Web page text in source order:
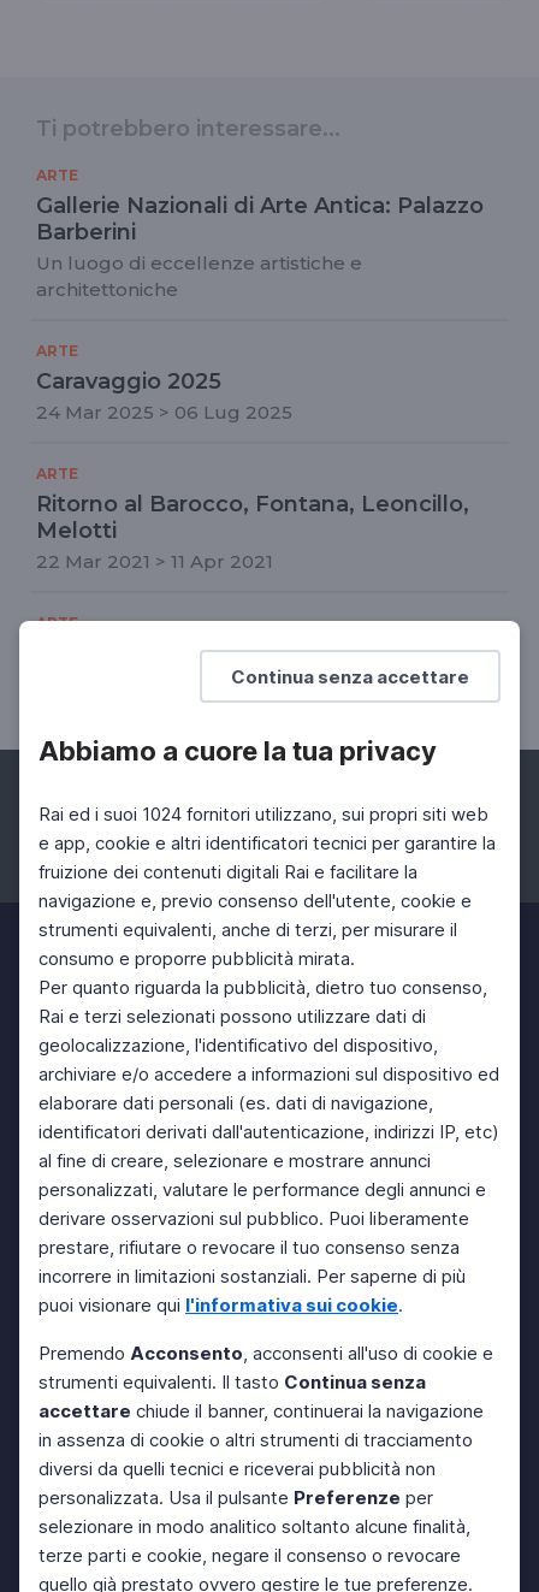
Continua senza accettare
Abbiamo a cuore la tua privacy
Rai ed i suoi 1024 fornitori utilizzano, sui propri siti web
e app, cookie e altri identificatori tecnici per garantire la
fruizione dei contenuti digitali Rai e facilitare la
navigazione e, previo consenso dell'utente, cookie e
strumenti equivalenti, anche di terzi, per misurare il
consumo e proporre pubblicità mirata.
Per quanto riguarda la pubblicità, dietro tuo consenso,
Rai e terzi selezionati possono utilizzare dati di
geolocalizzazione, l'identificativo del dispositivo,
archiviare e/o accedere a informazioni sul dispositivo ed
elaborare dati personali (es. dati di navigazione,
identificatori derivati dall'autenticazione, indirizzi IP, etc)
al fine di creare, selezionare e mostrare annunci
personalizzati, valutare le performance degli annunci e
derivare osservazioni sul pubblico. Puoi liberamente
prestare, rifiutare o revocare il tuo consenso senza
incorrere in limitazioni sostanziali. Per saperne di più
puoi visionare qui l'informativa sui cookie.
Premendo Acconsento, acconsenti all'uso di cookie e
strumenti equivalenti. Il tasto Continua senza
accettare chiude il banner, continuerai la navigazione
in assenza di cookie o altri strumenti di tracciamento
diversi da quelli tecnici e riceverai pubblicità non
personalizzata. Usa il pulsante Preferenze per
selezionare in modo analitico soltanto alcune finalità,
terze parti e cookie, negare il consenso o revocare
quello già prestato ovvero gestire le tue preferenze.
Ti potrebbero interessare...
ARTE
Gallerie Nazionali di Arte Antica: Palazzo
Barberini
Un luogo di eccellenze artistiche e
architettoniche
ARTE
Caravaggio 2025
24 Mar 2025 > 06 Lug 2025
ARTE
Ritorno al Barocco, Fontana, Leoncillo,
Melotti
22 Mar 2021 > 11 Apr 2021
ARTE
Italiani. Federico Zeri
Un videoritratto di Rai Storia
Facebook Instagram Twitter